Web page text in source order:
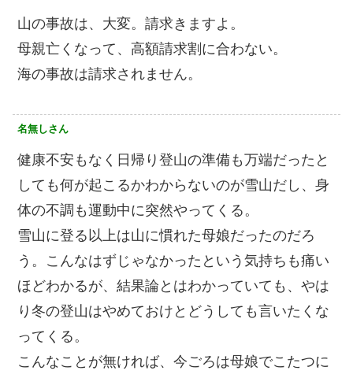
山の事故は、大変。請求きますよ。
母親亡くなって、高額請求割に合わない。
海の事故は請求されません。
名無しさん
健康不安もなく日帰り登山の準備も万端だったと
しても何が起こるかわからないのが雪山だし、身
体の不調も運動中に突然やってくる。
雪山に登る以上は山に慣れた母娘だったのだろ
う。こんなはずじゃなかったという気持ちも痛い
ほどわかるが、結果論とはわかっていても、やは
り冬の登山はやめておけとどうしても言いたくな
ってくる。
こんなことが無ければ、今ごろは母娘でこたつに